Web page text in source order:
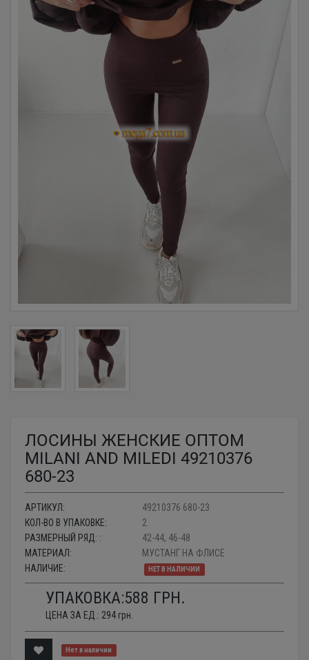
ЛОСИНЫ ЖЕНСКИЕ ОПТОМ
MILANI AND MILEDI 49210376
680-23
АРТИКУЛ:
49210376 680-23
КОЛ-ВО В УПАКОВКЕ:
2
РАЗМЕРНЫЙ РЯД: :
42-44, 46-48
МАТЕРИАЛ:
МУСТАНГ НА ФЛИСЕ
НАЛИЧИЕ:
НЕТ В НАЛИЧИИ
УПАКОВКА:588 ГРН.
ЦЕНА ЗА ЕД.: 294 грн.
Нет в наличии